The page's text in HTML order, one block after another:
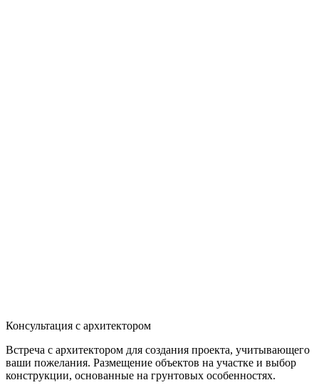
Консультация с архитектором
Встреча с архитектором для создания проекта, учитывающего
ваши пожелания. Размещение объектов на участке и выбор
конструкции, основанные на грунтовых особенностях.